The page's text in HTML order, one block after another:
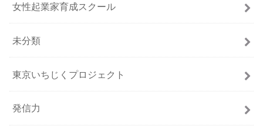
女性起業家育成スクール
未分類
東京いちじくプロジェクト
発信力